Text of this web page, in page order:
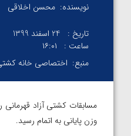
نویسنده: محسن اخلاقی
تاریخ :
24 اسفند 1399
ساعت :
۱۶:۰۱
منبع: اختصاصی خانه
وزن پایانی به اتمام رسید.